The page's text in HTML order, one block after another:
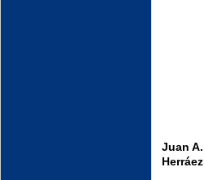
Juan A.
Herráez